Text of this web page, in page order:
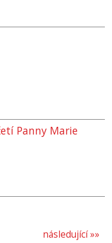
Panny Marie
následující »»